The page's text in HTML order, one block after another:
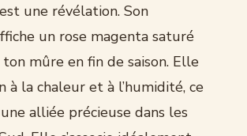
une révélation. Son
un rose magenta saturé
mûre en fin de saison. Elle
à la chaleur et à l’humidité, ce
alliée précieuse dans les